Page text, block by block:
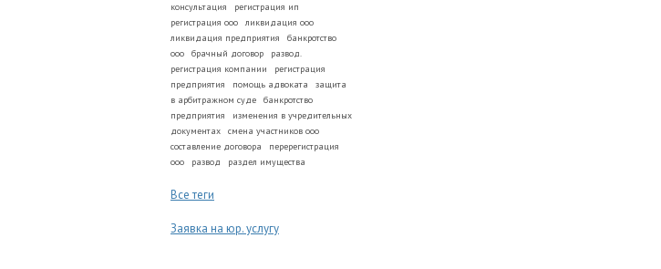
консультация
регистрация ип
регистрация ооо
ликвидация ооо
ликвидация предприятия
банкротство
ооо
брачный договор
развод.
регистрация компании
регистрация
предприятия
помощь адвоката
защита
в арбитражном суде
банкротство
предприятия
изменения в учредительных
документах
смена участников ооо
составление договора
перерегистрация
ооо
развод раздел имущества
Все теги
Заявка на юр. услугу